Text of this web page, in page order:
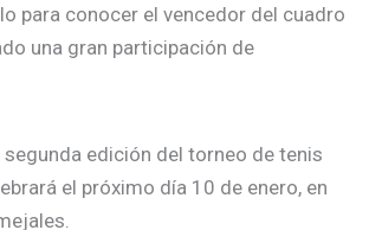
para conocer el vencedor del cuadro
una gran participación de
segunda edición del torneo de tenis
el próximo día 10 de enero, en